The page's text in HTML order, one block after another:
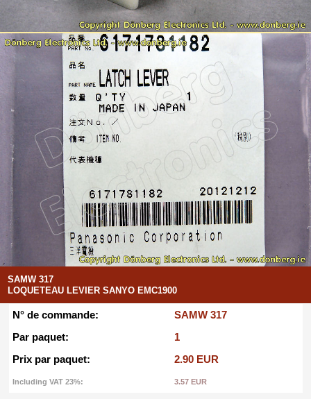
SAMW 317
LOQUETEAU LEVIER SANYO EMC1900
N° de commande:
SAMW 317
Par paquet:
1
Prix par paquet:
2.90 EUR
Including VAT 23%: 3.57 EUR